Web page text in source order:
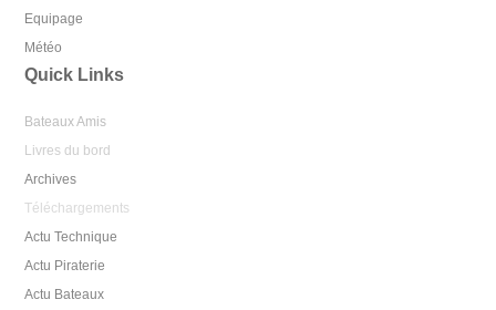
Equipage
Météo
Quick Links
Bateaux Amis
Livres du bord
Archives
Téléchargements
Actu Technique
Actu Piraterie
Actu Bateaux